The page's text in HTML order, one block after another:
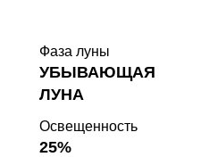
Фаза луны
УБЫВАЮЩАЯ
ЛУНА
Освещенность
25%